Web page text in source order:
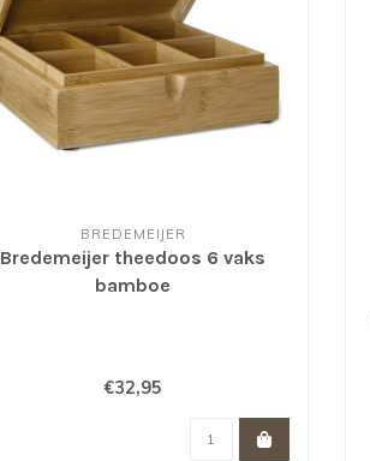
BREDEMEIJER
Bredemeijer theedoos 6 vaks
bamboe
€32,95